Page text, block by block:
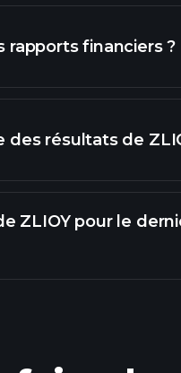
rapports financiers ?
finances de ZLIOY
des résultats de
ZLIOY pour le